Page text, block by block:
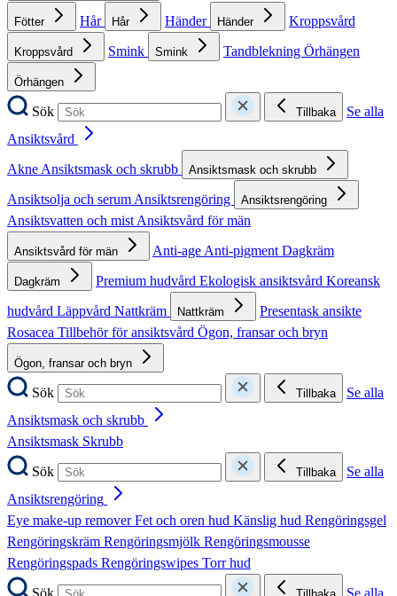
Fötter Hår Hår Händer Händer Kroppsvård
Kroppsvård Smink Smink Tandblekning Örhängen
Örhängen
Sök Tillbaka
Se alla
Ansiktsvård
AkneAnsiktsmask och skrubb Ansiktsmask och skrubb
Ansiktsolja och serumAnsiktsrengöring Ansiktsrengöring
Ansiktsvatten och mistAnsiktsvård för män
Ansiktsvård för män Anti-ageAnti-pigmentDagkräm
Dagkräm Premium hudvård Ekologisk ansiktsvård Koreansk
hudvård Läppvård Nattkräm Nattkräm
Presentask ansikte
Rosacea Tillbehör för ansiktsvård Ögon, fransar och bryn
Ögon, fransar och bryn
Sök Tillbaka
Se alla
Ansiktsmask och skrubb
Ansiktsmask Skrubb
Sök
Tillbaka
Se alla
Ansiktsrengöring
Eye make-up removerFet och oren hud Känslig hud Rengöringsgel
Rengöringskräm Rengöringsmjölk Rengöringsmousse
Rengöringspads Rengöringswipes Torr hud